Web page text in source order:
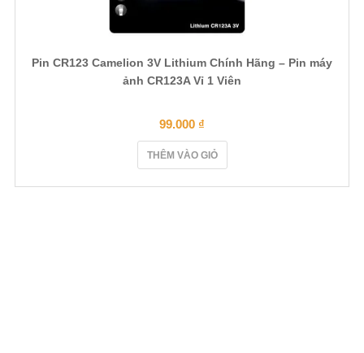
Pin CR123 Camelion 3V Lithium Chính Hãng – Pin máy
ảnh CR123A Vỉ 1 Viên
99.000 ₫
THÊM VÀO GIỎ